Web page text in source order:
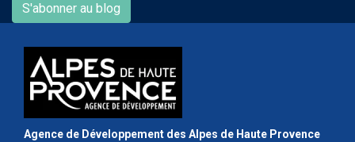
S'abonner au blog
Agence de Développement des Alpes de Haute Provence